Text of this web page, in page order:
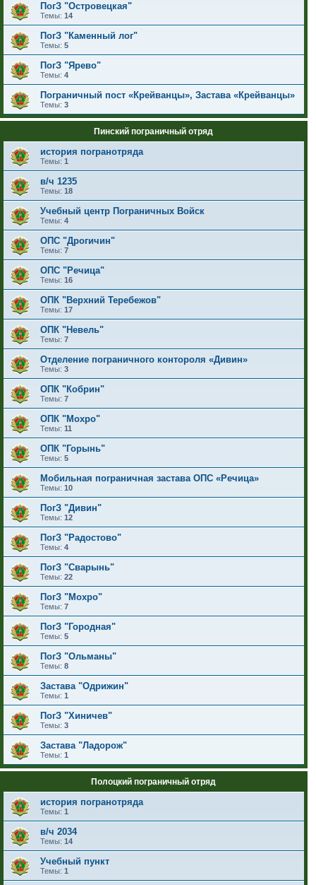
ПогЗ "Островецкая"
Темы: 14
ПогЗ "Каменный лог"
Темы: 5
ПогЗ "Ярево"
Темы: 4
Пограничный пост «Крейванцы», Застава «Крейванцы»
Темы: 3
Пинский пограничный отряд
история погранотряда
Темы: 1
в/ч 1235
Темы: 18
Учебный центр Пограничных Войск
Темы: 4
ОПС "Дрогичин"
Темы: 7
ОПС "Речица"
Темы: 16
ОПК "Верхний Теребежов"
Темы: 17
ОПК "Невель"
Темы: 7
Отделение пограничного контороля «Дивин»
Темы: 3
ОПК "Кобрин"
Темы: 7
ОПК "Мохро"
Темы: 11
ОПК "Горынь"
Темы: 5
Мобильная пограничная застава ОПС «Речица»
Темы: 10
ПогЗ "Дивин"
Темы: 12
ПогЗ "Радостово"
Темы: 4
ПогЗ "Сварынь"
Темы: 22
ПогЗ "Мохро"
Темы: 7
ПогЗ "Городная"
Темы: 5
ПогЗ "Ольманы"
Темы: 8
Застава "Одрижин"
Темы: 1
ПогЗ "Хиничев"
Темы: 3
Застава "Ладорож"
Темы: 1
Полоцкий пограничный отряд
история погранотряда
Темы: 1
в/ч 2034
Темы: 14
Учебный пункт
Темы: 1